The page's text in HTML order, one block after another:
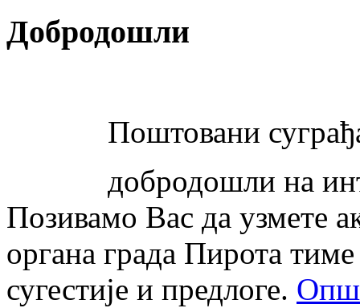
Добродошли
Поштовани
добродошли на
Позивамо Вас да узмете
органа града Пирота
сугестије и предлоге.